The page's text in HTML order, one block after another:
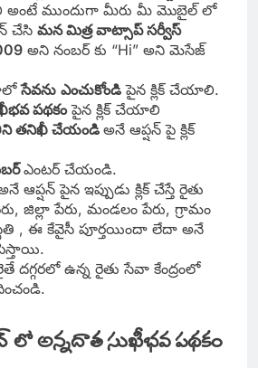
అంటే ముందుగా మీరు మీ మొబైల్ లో
చేసి మన మిత్ర వాట్సాప్ సర్వీస్
అని నంబర్ కు “Hi” అని మెసేజ్
సేవను ఎంచుకోండి పైన క్లిక్ చేయాలి.
పథకంపైన క్లిక్ చేయాలి
తనిఖీ చేయండి అనే ఆప్షన్ పై క్లిక్
ఎంటర్ చేయండి.
ఆప్షన్ పైన ఇప్పుడు క్లిక్ చేస్తే రైతు
జిల్లా పేరు, మండలం పేరు, గ్రామం
, ఈ కేవైసీ పూర్తయిందా లేదా అనే
దగ్గరలో ఉన్న రైతు సేవా కేంద్రంలో
అన్నదాత సుఖీభవ పథకం